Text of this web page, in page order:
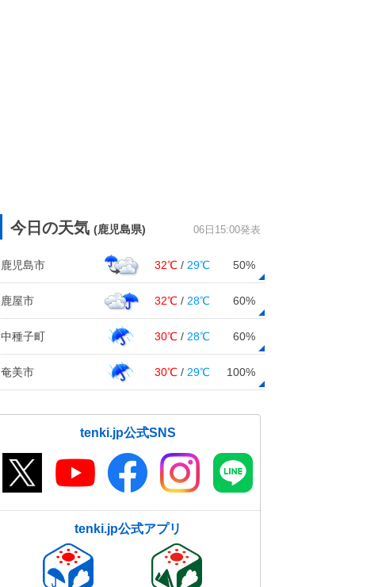
今日の天気 (鹿児島県) 06日15:00発表
鹿児島市 32℃ / 29℃ 50%
鹿屋市 32℃ / 28℃ 60%
中種子町 30℃ / 28℃ 60%
奄美市 30℃ / 29℃ 100%
tenki.jp公式SNS
tenki.jp公式アプリ